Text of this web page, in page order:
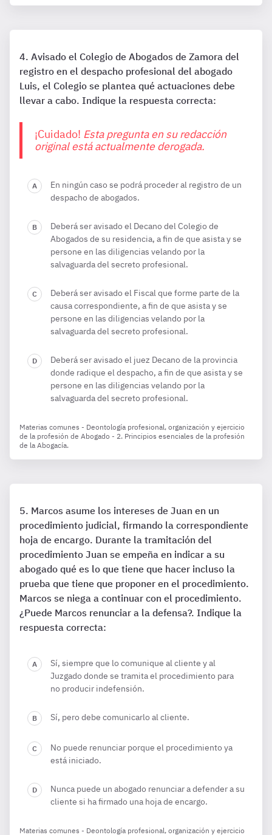
Avisado el Colegio de Abogados de Zamora del
registro en el despacho profesional del abogado
Luis, el Colegio se plantea qué actuaciones debe
llevar a cabo. Indique la respuesta correcta:
¡Cuidado! Esta pregunta en su redacción
original está actualmente derogada.
En ningún caso se podrá proceder al registro de un
despacho de abogados.
Deberá ser avisado el Decano del Colegio de
Abogados de su residencia, a fin de que asista y se
persone en las diligencias velando por la
salvaguarda del secreto profesional.
Deberá ser avisado el Fiscal que forme parte de la
causa correspondiente, a fin de que asista y se
persone en las diligencias velando por la
salvaguarda del secreto profesional.
Deberá ser avisado el juez Decano de la provincia
donde radique el despacho, a fin de que asista y se
persone en las diligencias velando por la
salvaguarda del secreto profesional.
Materias comunes - Deontología profesional, organización y ejercicio
de la profesión de Abogado - 2. Principios esenciales de la profesión
de la Abogacía.
Marcos asume los intereses de Juan en un
procedimiento judicial, firmando la correspondiente
hoja de encargo. Durante la tramitación del
procedimiento Juan se empeña en indicar a su
abogado qué es lo que tiene que hacer incluso la
prueba que tiene que proponer en el procedimiento.
Marcos se niega a continuar con el procedimiento.
¿Puede Marcos renunciar a la defensa?. Indique la
respuesta correcta:
Sí, siempre que lo comunique al cliente y al
Juzgado donde se tramita el procedimiento para
no producir indefensión.
Sí, pero debe comunicarlo al cliente.
No puede renunciar porque el procedimiento ya
está iniciado.
Nunca puede un abogado renunciar a defender a su
cliente si ha firmado una hoja de encargo.
Materias comunes - Deontología profesional, organización y ejercicio